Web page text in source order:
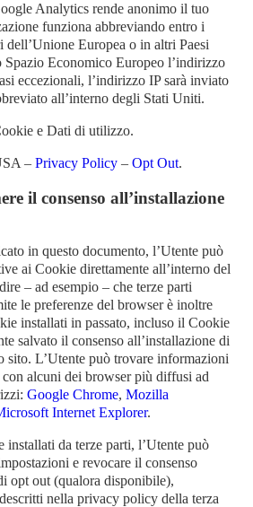
Analytics rende anonimo il tuo
funziona abbreviando entro i
Europea o in altri Paesi
Spazio Economico Europeo l’indirizzo
eccezionali, l’indirizzo IP sarà inviato
all’interno degli Stati Uniti.
e Dati di utilizzo.
– Privacy Policy – Opt Out.
il consenso all’installazione
in questo documento, l’Utente può
ai Cookie direttamente all’interno del
– ad esempio – che terze parti
le preferenze del browser è inoltre
installati in passato, incluso il Cookie
salvato il consenso all’installazione di
sito. L’Utente può trovare informazioni
alcuni dei browser più diffusi ad
Google Chrome, Mozilla
Internet Explorer.
da terze parti, l’Utente può
e revocare il consenso
opt out (qualora disponibile),
nella privacy policy della terza